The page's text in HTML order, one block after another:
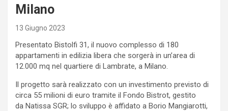
Milano
13 Giugno 2023
Presentato Bistolfi 31, il nuovo complesso di 180
appartamenti in edilizia libera che sorgerà in un’area di
12.000 mq nel quartiere di Lambrate, a Milano.
Il progetto sarà realizzato con un investimento previsto di
circa 55 milioni di euro tramite il Fondo Bistrot, gestito
da Natissa SGR; lo sviluppo è affidato a Borio Mangiarotti,